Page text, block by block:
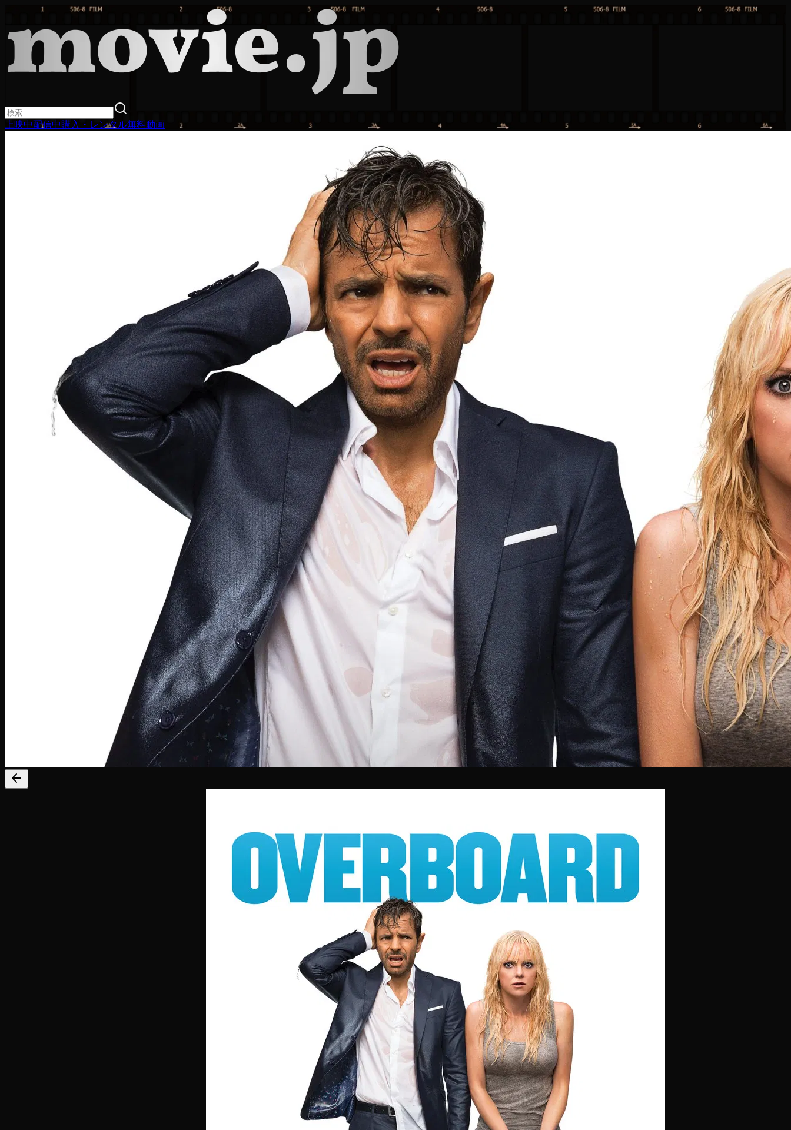
上映中配信中購入・レンタル無料動画